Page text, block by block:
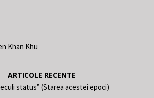
Khan Khu
ARTICOLE RECENTE
status” (Starea acestei epoci)